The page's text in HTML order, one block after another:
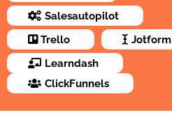
Salesautopilot
Trello
Jotform
Learndash
ClickFunnels